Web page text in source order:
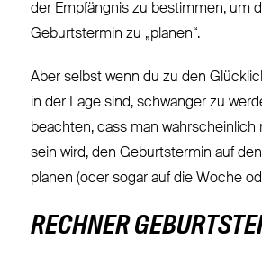
der Empfängnis zu bestimmen, um
Geburtstermin zu „planen“.
Aber selbst wenn du zu den
in der Lage sind, schwanger zu
beachten, dass man wahrscheinlich
sein wird, den Geburtstermin auf
planen (oder sogar auf die Woche
RECHNER